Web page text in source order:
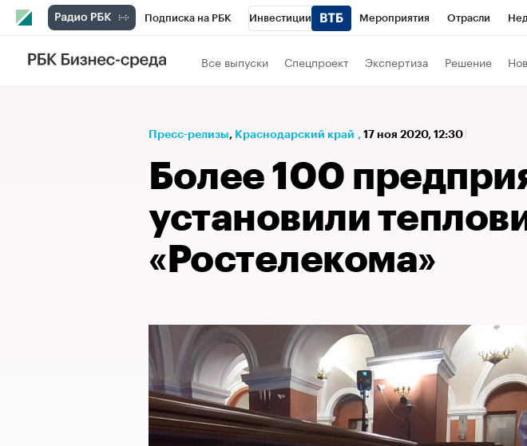
Подписка на РБК Инвестиции Мероприятия Отрасли
Телеканал
Спецпроекты Проверка контрагентов
Все выпуски Спецпроект Экспертиза Решение
Пресс-релизы⁠, Краснодарский край , 17 ноя 2020, 12:30
Более 100
установили
«Ростелекома»